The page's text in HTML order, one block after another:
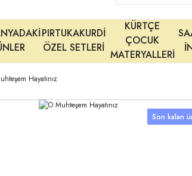
PIRTUKAKURDİ
ÖZEL SETLERİ
KÜRTÇE
ÇOCUK
MATERYALLERİ
Hayatınız
Son kalan